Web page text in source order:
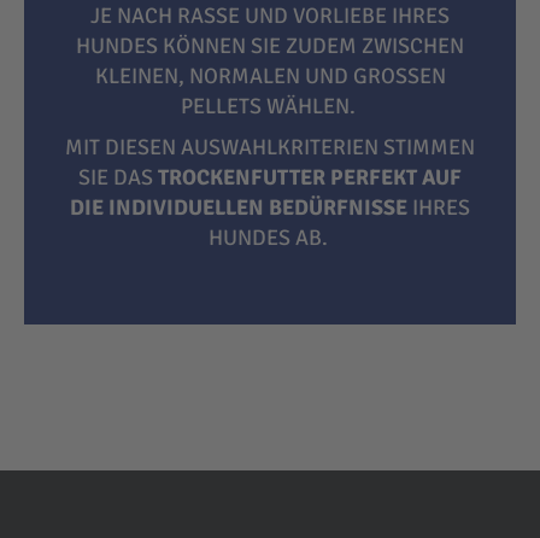
JE NACH RASSE UND VORLIEBE IHRES
HUNDES KÖNNEN SIE ZUDEM ZWISCHEN
KLEINEN, NORMALEN UND GROSSEN P
ELLETS WÄHLEN.
MIT DIESEN AUSWAHLKRITERIEN STIMMEN
SIE DAS TROCKENFUTTER PERFEKT AUF
DIE INDIVIDUELLEN BEDÜRFNISSE IHRES
HUNDES AB.